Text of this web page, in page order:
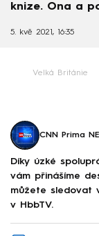
knize. Ona a
5. kvě 2021, 16:35
Velká Británie
CNN Prima
Díky úzké
vám přinášíme
můžete sledovat
v HbbTV.